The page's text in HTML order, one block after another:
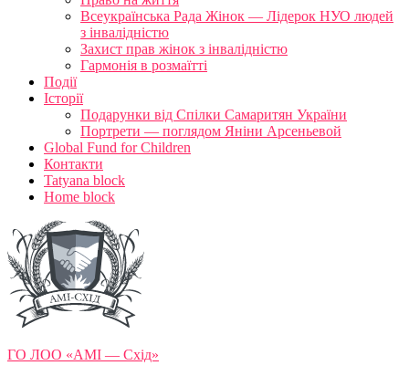
Всеукраїнська Рада Жінок — Лідерок НУО людей
з інвалідністю
Захист прав жінок з інвалідністю
Гармонія в розмаїтті
Події
Історії
Подарунки від Спілки Самаритян України
Портрети — поглядом Яніни Арсеньевой
Global Fund for Children
Контакти
Tatyana block
Home block
ГО ЛОО «АМІ — Схід»